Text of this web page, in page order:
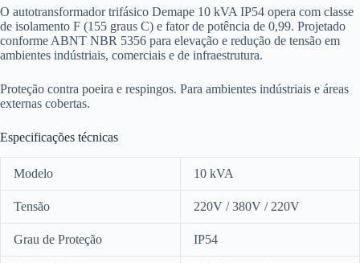
O autotransformador trifásico Demape 10 kVA IP54 opera com classe
de isolamento F (155 graus C) e fator de potência de 0,99. Projetado
conforme ABNT NBR 5356 para elevação e redução de tensão em
ambientes indústriais, comerciais e de infraestrutura.
Proteção contra poeira e respingos. Para ambientes indústriais e áreas
externas cobertas.
Especificações técnicas
Modelo 10 kVA
Tensão 220V / 380V / 220V
Grau de Proteção IP54